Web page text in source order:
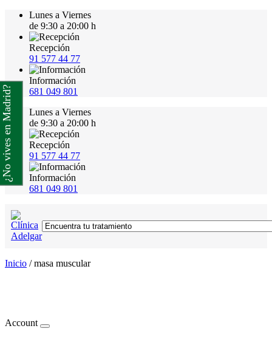
Lunes a Viernes
de 9:30 a 20:00 h
Recepción
91 577 44 77
Información
681 049 801
Lunes a Viernes
de 9:30 a 20:00 h
Recepción
91 577 44 77
Información
681 049 801
Inicio /masa muscular
Account
¿No vives en Madrid?